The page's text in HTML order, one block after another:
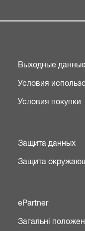
Выходные
Условия
Условия покупки
Защита данных
Защита
ePartner
Загальні